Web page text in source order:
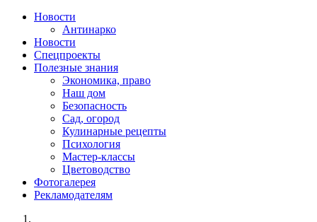
Новости
Антинарко
Новости
Спецпроекты
Полезные знания
Экономика, право
Наш дом
Безопасность
Сад, огород
Кулинарные рецепты
Психология
Мастер-классы
Цветоводство
Фотогалерея
Рекламодателям